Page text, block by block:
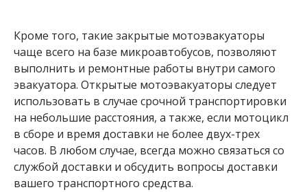
Кроме того, такие закрытые мотоэвакуаторы
чаще всего на базе микроавтобусов, позволяют
выполнить и ремонтные работы внутри самого
эвакуатора. Открытые мотоэвакуаторы следует
использовать в случае срочной транспортировки
на небольшие расстояния, а также, если мотоцикл
в сборе и время доставки не более двух-трех
часов. В любом случае, всегда можно связаться со
службой доставки и обсудить вопросы доставки
вашего транспортного средства.